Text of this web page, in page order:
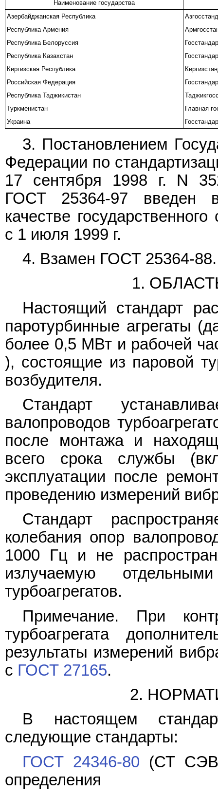
Наименование государства
Азербайджанская Республика
Республика Армения
Республика Белоруссия
Республика Казахстан
Киргизская Республика
Российская Федерация
Республика Таджикистан
Туркменистан
Главная
Украина
3. Постановлением
Федерации по
17 сентября 1998 г. N
ГОСТ 25364-97 введен
качестве
с 1 июля 1999 г.
4. Взамен ГОСТ 25364-88.
1.
Настоящий стандарт
паротурбинные агрегаты
более 0,5 МВт и рабочей
), состоящие из паровой
возбудителя.
Стандарт
валопроводов
после монтажа и
всего срока службы
эксплуатации после
проведению измерений
Стандарт
колебания опор
1000 Гц и не
излучаемую
турбоагрегатов.
Примечание. При
турбоагрегата
результаты измерений
с ГОСТ 27165.
2.
В настоящем
следующие стандарты:
ГОСТ 24346-80 (СТ СЭВ
определения